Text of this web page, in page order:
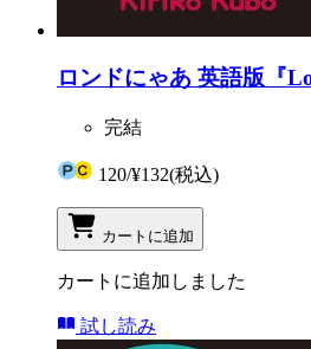
ロンドにゃあ 英語版『
完結
120/¥132(税込)
カートに追加
カートに追加しました
試し読み